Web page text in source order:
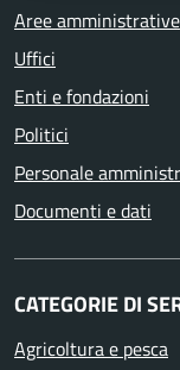
Aree amministrative
Uffici
Enti e fondazioni
Politici
Personale
Documenti e dati
CATEGORIE DI
Agricoltura e pesca